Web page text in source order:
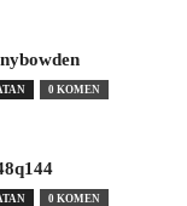
0 KOMEN
0 KOMEN